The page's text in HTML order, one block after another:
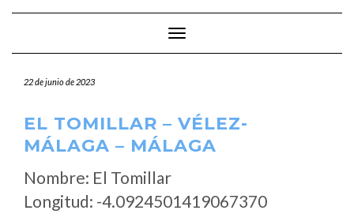
Cambiar modo de navegación
22 de junio de 2023
EL TOMILLAR – VÉLEZ-
MÁLAGA – MÁLAGA
Nombre: El Tomillar
Longitud: -4.0924501419067370